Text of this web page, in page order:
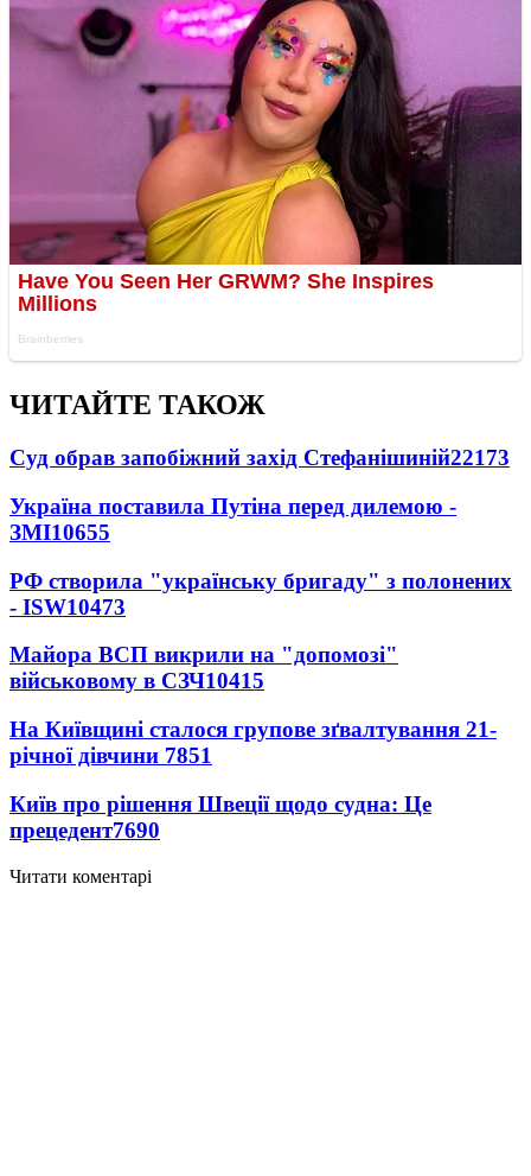
ЧИТАЙТЕ ТАКОЖ
Суд обрав запобіжний захід Стефанішиній22173
Україна поставила Путіна перед дилемою -
ЗМІ10655
РФ створила "українську бригаду" з полонених
- ISW10473
Майора ВСП викрили на "допомозі"
військовому в СЗЧ10415
На Київщині сталося групове зґвалтування 21-
річної дівчини 7851
Київ про рішення Швеції щодо судна: Це
прецедент7690
Читати коментарі